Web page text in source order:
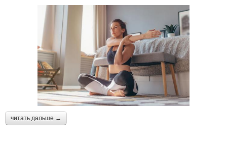
читать дальше →